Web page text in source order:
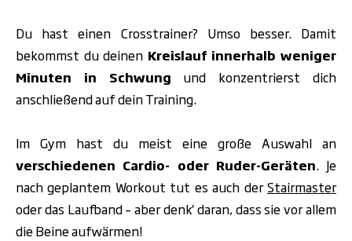
Du hast einen Crosstrainer? Umso besser. Damit
bekommst du deinen Kreislauf innerhalb weniger
Minuten in Schwung und konzentrierst dich
anschließend auf dein Training.
Im Gym hast du meist eine große Auswahl an
verschiedenen Cardio- oder Ruder-Geräten. Je
nach geplantem Workout tut es auch derStairmaster
oder das Laufband – aber denk' daran, dass sie vor allem
die Beine aufwärmen!